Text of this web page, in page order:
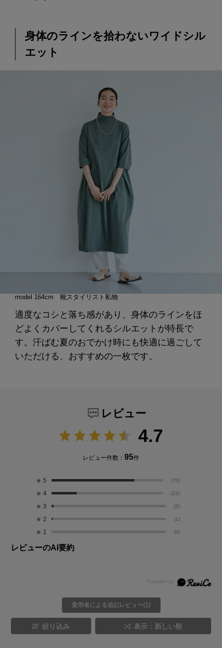
身体のラインを拾わないワイドシル
エット
model 164cm 靴スタイリスト私物
適度なコシと落ち感があり、身体のラインをほ
どよくカバーしてくれるシルエットが特長で
す。汗ばむ夏のおでかけ時にも快適に過ごして
いただける、おすすめの一枚です。
レビュー
4.7
レビュー件数： 95件
★ 5 (70)
★ 4 (22)
★ 3 (2)
★ 2 (1)
★ 1 (0)
レビューのAI要約
愛用者による追記レビュー(1)
絞り込み 表示：新しい順